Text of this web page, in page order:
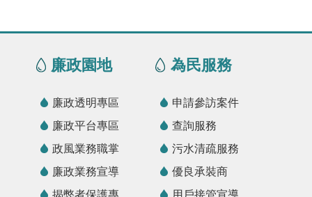
廉政園地
廉政透明專區
廉政平台專區
政風業務職掌
廉政業務宣導
揭弊者保護專
為民服務
申請參訪案件
查詢服務
污水清疏服務
優良承裝商
用戶接管宣導